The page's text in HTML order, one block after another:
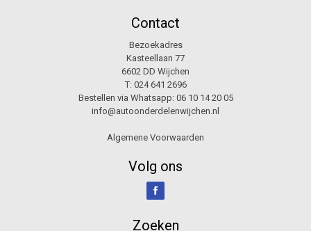
Contact
Bezoekadres
Kasteellaan 77
6602 DD Wijchen
T: 024 641 2696
Bestellen via Whatsapp: 06 10 14 20 05
info@autoonderdelenwijchen.nl
Algemene Voorwaarden
Volg ons
Zoeken